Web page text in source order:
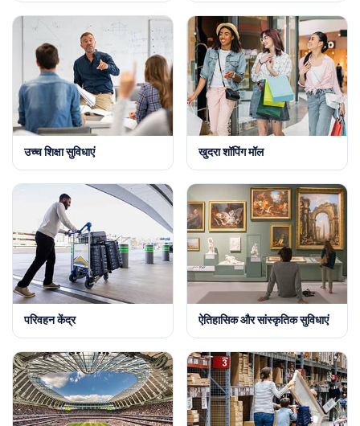
उच्च शिक्षा सुविधाएं खुदरा शॉपिंग मॉल
परिवहन केंद्र ऐतिहासिक और सांस्कृतिक सुविधाएं